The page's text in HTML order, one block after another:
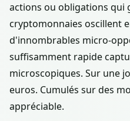
actions ou obligations qui
cryptomonnaies oscillent
d'innombrables micro-
suffisamment rapide
microscopiques. Sur une
euros. Cumulés sur des
appréciable.